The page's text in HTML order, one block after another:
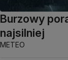
Burzowy
najsilniej
METEO